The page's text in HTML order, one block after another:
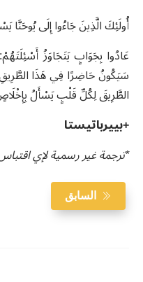
أُولَئِكَ الَّذِينَ جَاءُوا إِلَى
سَيَكُونُ حَاضِرًا فِي هَذَا
الطَّرِيقَ لِكُلِّ قَلْبٍ يَسْأَلُ
+بييرباتيستا
*ترجمة غير رسمية لإي اقتباس
السابق